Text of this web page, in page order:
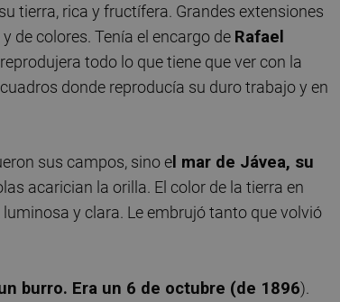
tierra, rica y fructífera. Grandes extensiones
de colores. Tenía el encargo de Rafael
todo lo que tiene que ver con la
donde reproducía su duro trabajo y en
sus campos, sino e l mar de Jávea, su
acarician la orilla. El color de la tierra en
y clara. Le embrujó tanto que volvió
burro. Era un 6 de octubre (de 1896).